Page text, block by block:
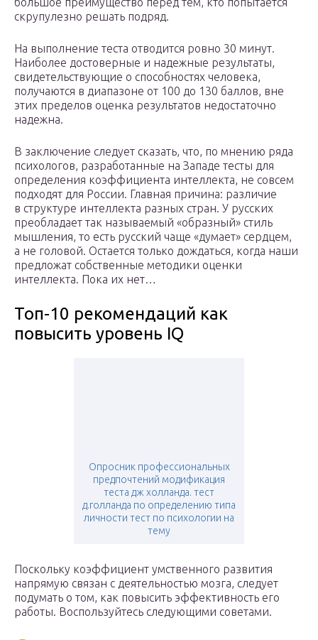
скрупулезно решать подряд.
На выполнение теста отводится ровно 30 минут.
Наиболее достоверные и надежные результаты,
свидетельствующие о способностях человека,
получаются в диапазоне от 100 до 130 баллов, вне
этих пределов оценка результатов недостаточно
надежна.
В заключение следует сказать, что, по мнению ряда
психологов, разработанные на Западе тесты для
определения коэффициента интеллекта, не совсем
подходят для России. Главная причина: различие
в структуре интеллекта разных стран. У русских
преобладает так называемый «образный» стиль
мышления, то есть русский чаще «думает» сердцем,
а не головой. Остается только дождаться, когда наши
предложат собственные методики оценки
интеллекта. Пока их нет…
Топ-10 рекомендаций как
повысить уровень IQ
Опросник профессиональных
предпочтений модификация
теста дж холланда. тест
д.голланда по определению типа
личности тест по психологии на
тему
Поскольку коэффициент умственного развития
напрямую связан с деятельностью мозга, следует
подумать о том, как повысить эффективность его
работы. Воспользуйтесь следующими советами.